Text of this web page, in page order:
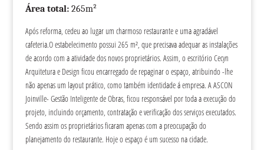
Área total:265m²
Após reforma, cedeu ao lugar um charmoso restaurante e uma agradável
cafeteria.O estabelecimento possui 265 m², que precisava adequar as instalações
de acordo com a atividade dos novos proprietários. Assim, o escritório Cecyn
Arquitetura e Design ficou encarregado de repaginar o espaço, atribuindo -lhe
não apenas um layout prático, como também identidade á empresa. A ASCON
Joinville- Gestão Inteligente de Obras, ficou responsável por toda a execução do
projeto, incluindo orçamento, contratação e verificação dos serviços executados.
Sendo assim os proprietários ficaram apenas com a preocupação do
planejamento do restaurante. Hoje o espaço é um sucesso na cidade.